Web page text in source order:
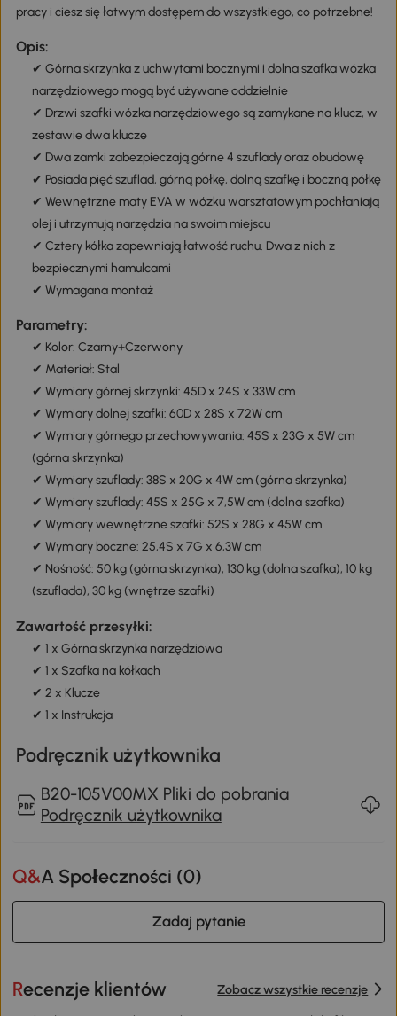
pracy i ciesz się łatwym dostępem do wszystkiego, co potrzebne!
Opis:
✔ Górna skrzynka z uchwytami bocznymi i dolna szafka wózka
narzędziowego mogą być używane oddzielnie
✔ Drzwi szafki wózka narzędziowego są zamykane na klucz, w
zestawie dwa klucze
✔ Dwa zamki zabezpieczają górne 4 szuflady oraz obudowę
✔ Posiada pięć szuflad, górną półkę, dolną szafkę i boczną półkę
✔ Wewnętrzne maty EVA w wózku warsztatowym pochłaniają
olej i utrzymują narzędzia na swoim miejscu
✔ Cztery kółka zapewniają łatwość ruchu. Dwa z nich z
bezpiecznymi hamulcami
✔ Wymagana montaż
Parametry:
✔ Kolor: Czarny+Czerwony
✔ Materiał: Stal
✔ Wymiary górnej skrzynki: 45D x 24S x 33W cm
✔ Wymiary dolnej szafki: 60D x 28S x 72W cm
✔ Wymiary górnego przechowywania: 45S x 23G x 5W cm
(górna skrzynka)
✔ Wymiary szuflady: 38S x 20G x 4W cm (górna skrzynka)
✔ Wymiary szuflady: 45S x 25G x 7,5W cm (dolna szafka)
✔ Wymiary wewnętrzne szafki: 52S x 28G x 45W cm
✔ Wymiary boczne: 25,4S x 7G x 6,3W cm
✔ Nośność: 50 kg (górna skrzynka), 130 kg (dolna szafka), 10 kg
(szuflada), 30 kg (wnętrze szafki)
Zawartość przesyłki:
✔ 1 x Górna skrzynka narzędziowa
✔ 1 x Szafka na kółkach
✔ 2 x Klucze
✔ 1 x Instrukcja
Podręcznik użytkownika
B20-105V00MX Pliki do pobrania
Podręcznik użytkownika
Q&A Społeczności (0)
Zadaj pytanie
Recenzje klientów Zobacz wszystkie recenzje